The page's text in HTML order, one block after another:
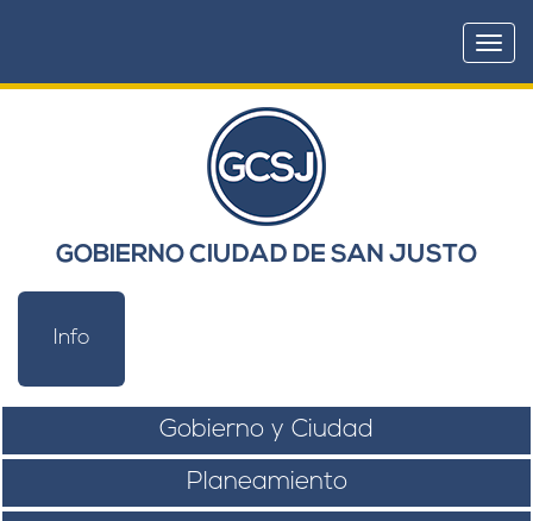
GOBIERNO CIUDAD DE SAN JUSTO
Info
Gobierno y Ciudad
Planeamiento